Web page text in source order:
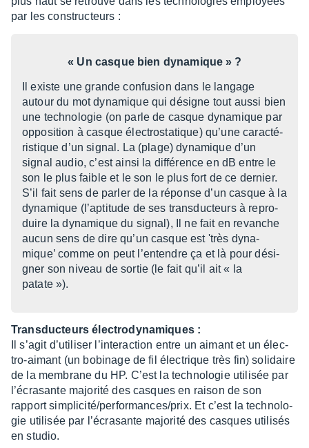
par les construc­teurs :
« Un casque bien dyna­mique » ?
Il existe une grande confu­sion dans le langage
autour du mot dyna­mique qui désigne tout aussi bien
une tech­no­lo­gie (on parle de casque dyna­mique par
oppo­si­tion à casque élec­tro­sta­tique) qu’une carac­té­
ris­tique d’un signal. La (plage) dyna­mique d’un
signal audio, c’est ainsi la diffé­rence en dB entre le
son le plus faible et le son le plus fort de ce dernier.
S’il fait sens de parler de la réponse d’un casque à la
dyna­mique (l’ap­ti­tude de ses trans­duc­teurs à repro­
duire la dyna­mique du signal), Il ne fait en revanche
aucun sens de dire qu’un casque est 'très dyna­
mique’ comme on peut l’en­tendre ça et là pour dési­
gner son niveau de sortie (le fait qu’il ait « la
patate »).
Trans­duc­teurs élec­tro­dy­na­miques :
Il s’agit d’uti­li­ser l’in­ter­ac­tion entre un aimant et un élec­
tro-aimant (un bobi­nage de fil élec­trique très fin) soli­daire
de la membrane du HP. C’est la tech­no­lo­gie utili­sée par
l’écra­sante majo­rité des casques en raison de son
rapport simpli­cité/perfor­mances/prix. Et c’est la tech­no­lo­
gie utili­sée par l’écra­sante majo­rité des casques utili­sés
en studio.